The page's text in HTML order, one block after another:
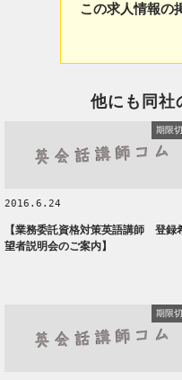
この求人情報の
他にも同社
期限
2016.6.24
【業務委託資格対策英語講師 登録
望者説明会のご案内】
期限